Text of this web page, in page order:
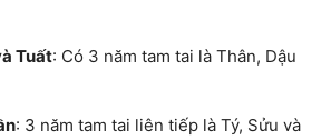
Tuất: Có 3 năm tam tai là Thân, Dậu
: 3 năm tam tai liên tiếp là Tý, Sửu và